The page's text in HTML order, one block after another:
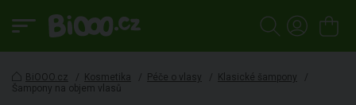
BiOOO.cz / Kosmetika / Péče o vlasy / Klasické šampony
/
Šampony na objem vlasů